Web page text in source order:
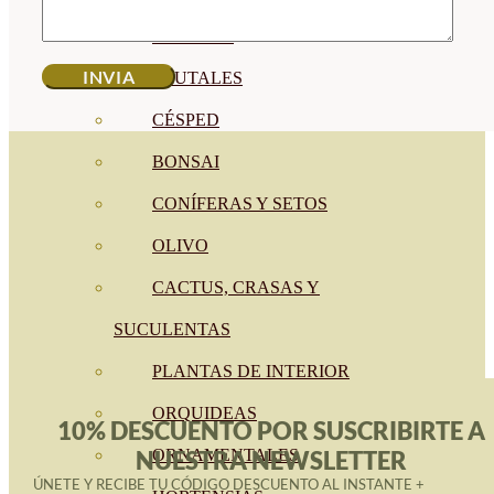
FRUTALES
CÉSPED
BONSAI
CONÍFERAS Y SETOS
OLIVO
CACTUS, CRASAS Y
SUCULENTAS
PLANTAS DE INTERIOR
ORQUIDEAS
ORNAMENTALES
10% DESCUENTO POR SUSCRIBIRTE A
NUESTRA NEWSLETTER
ÚNETE Y RECIBE TU CÓDIGO DESCUENTO AL INSTANTE +